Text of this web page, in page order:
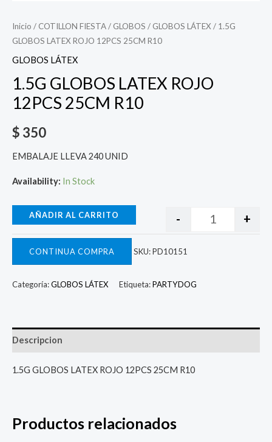
Inicio / COTILLON FIESTA/ GLOBOS / GLOBOS LÁTEX / 1.5G
GLOBOS LATEX ROJO 12PCS 25CM R10
GLOBOS LÁTEX
1.5G GLOBOS LATEX ROJO
12PCS 25CM R10
$ 350
EMBALAJE LLEVA 240 UNID
Availability: In Stock
- +
AÑADIR AL CARRITO
CONTINUA COMPRA SKU:PD10151
Categoría:GLOBOS LÁTEX Etiqueta:PARTYDOG
Descripcion
1.5G GLOBOS LATEX ROJO 12PCS 25CM R10
Productos relacionados